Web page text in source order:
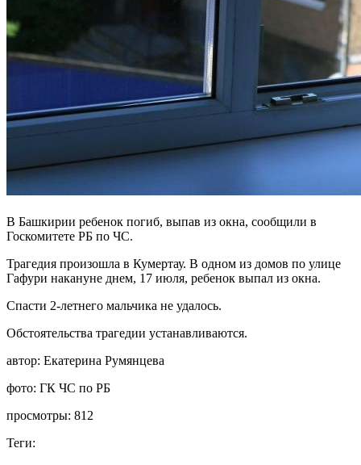
В Башкирии ребенок погиб, выпав из окна, сообщили в
Госкомитете РБ по ЧС.
Трагедия произошла в Кумертау. В одном из домов по улице
Гафури накануне днем, 17 июля, ребенок выпал из окна.
Спасти 2-летнего мальчика не удалось.
Обстоятельства трагедии устанавливаются.
автор: Екатерина Румянцева
фото: ГК ЧС по РБ
просмотры: 812
Теги: